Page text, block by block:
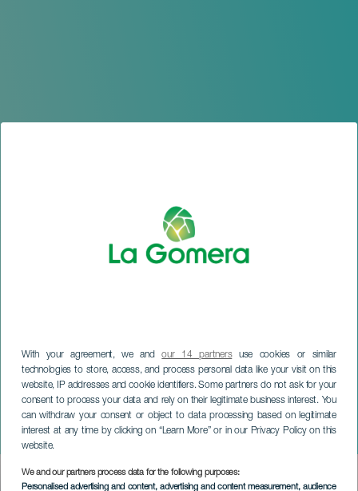
With your agreement, we andour 14 partnersuse cookies or similar
technologies to store, access, and process personal data like your visit on this
website, IP addresses and cookie identifiers. Some partners do not ask for your
consent to process your data and rely on their legitimate business interest. You
can withdraw your consent or object to data processing based on legitimate
interest at any time by clicking on “Learn More” or in our Privacy Policy on this
website.
We and our partners process data for the following purposes:
Personalised advertising and content, advertising and content measurement, audience
Valle Gran Rey bokvecka
LA GOMERA
Imagen